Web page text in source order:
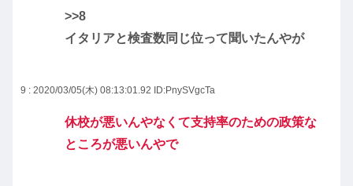
>>8
イタリアと検査数同じ位って聞いたんやが
9 : 2020/03/05(木) 08:13:01.92 ID:PnySVgcTa
休校が悪いんやなくて支持率のための政策な
ところが悪いんやで